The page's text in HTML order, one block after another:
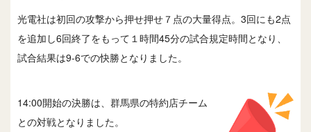
光電社は初回の攻撃から押せ押せ７点の大量得点。3回にも2点
を追加し6回終了をもって１時間45分の試合規定時間となり、
試合結果は9-6での快勝となりました。
14:00開始の決勝は、群馬県の特約店チーム
との対戦となりました。